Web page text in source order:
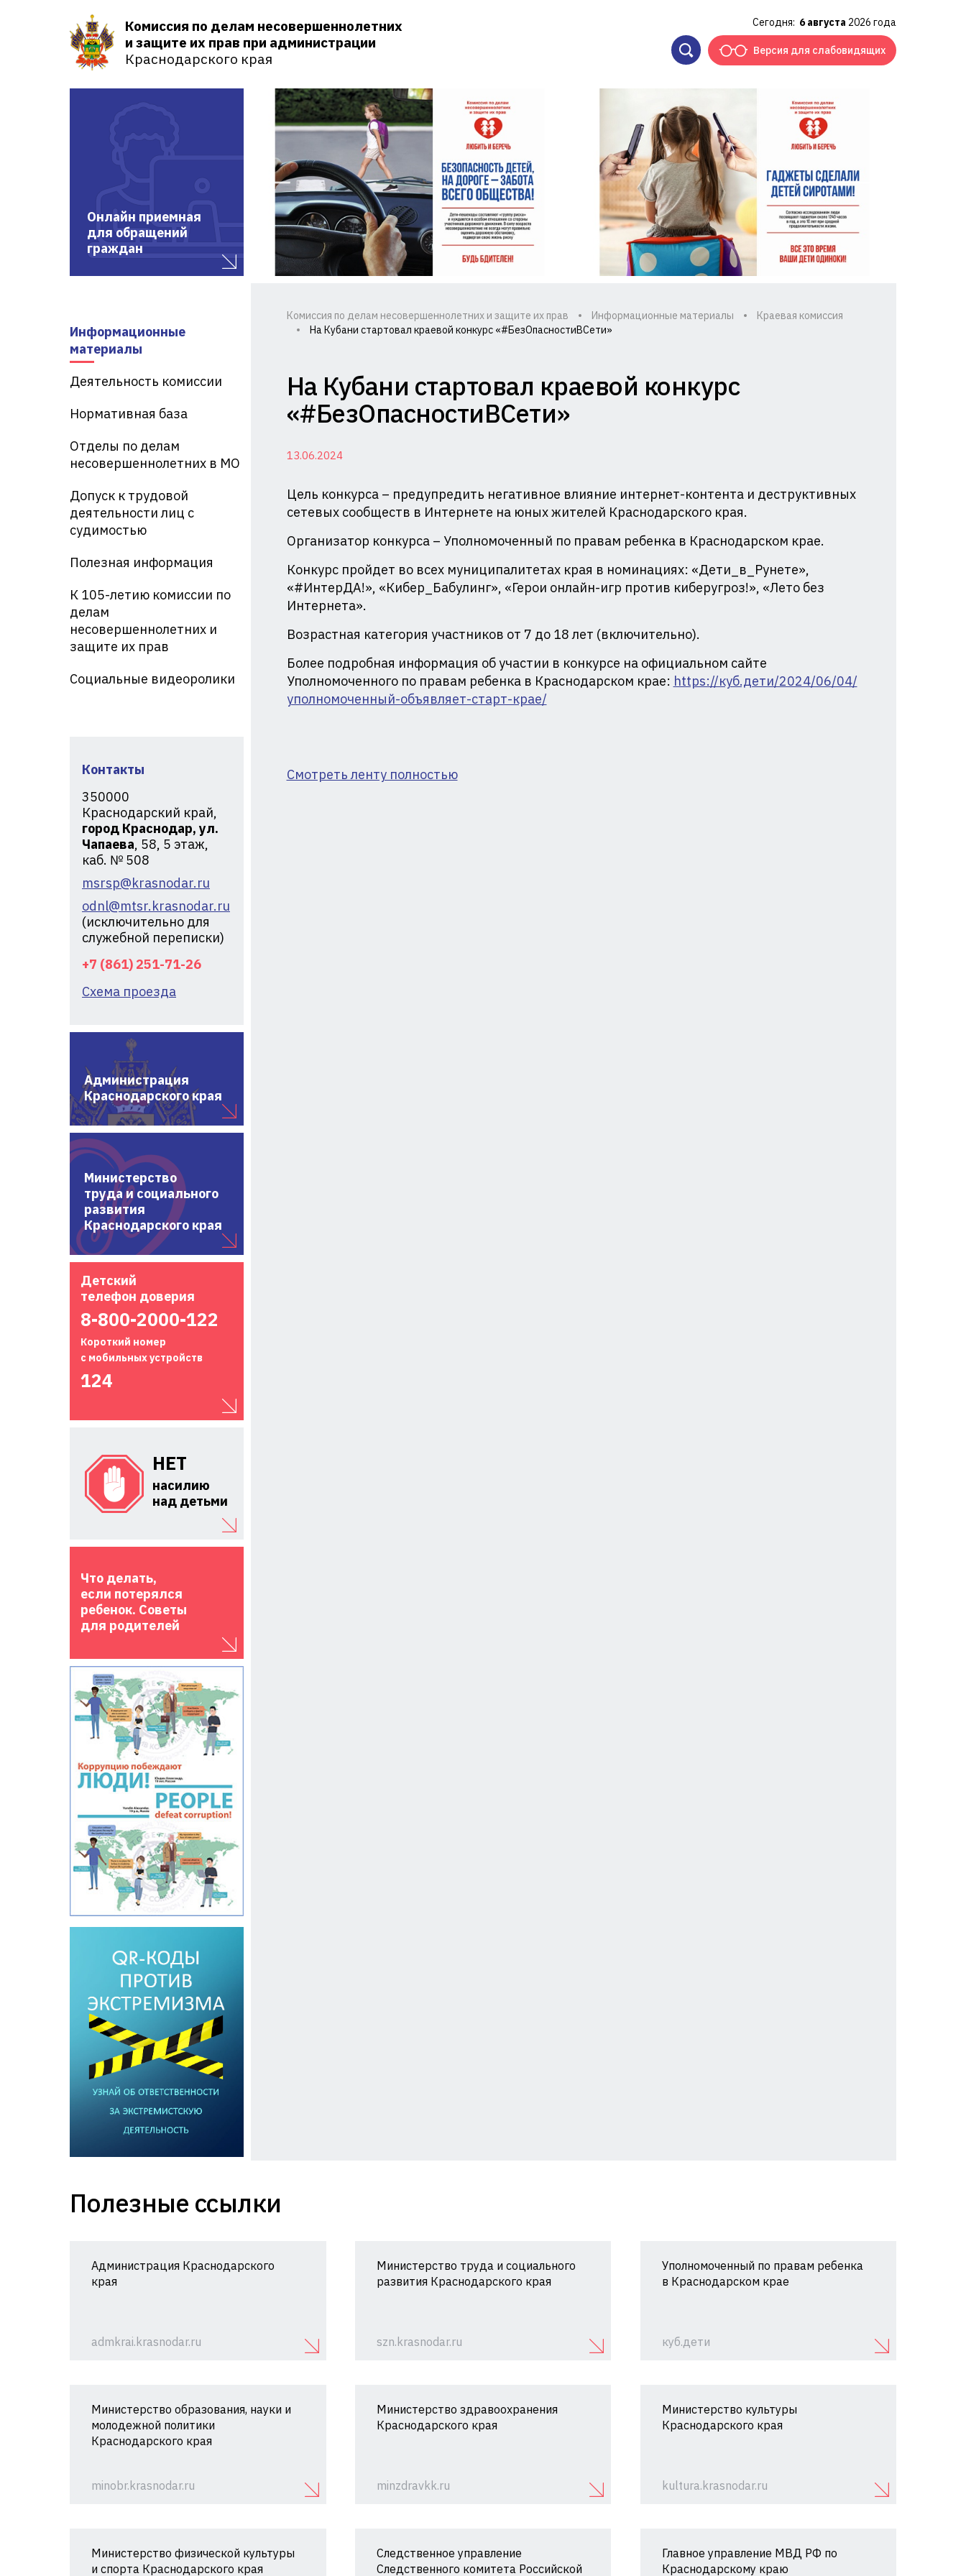
Комиссия по делам несовершеннолетних
и защите их прав при администрации
Краснодарского края
Сегодня: 6 августа 2026 года
Версия для слабовидящих
Онлайн приемная
для обращений
граждан
Информационные
материалы
Деятельность комиссии
Нормативная база
Отделы по делам
несовершеннолетних в МО
Допуск к трудовой
деятельности лиц с
судимостью
Полезная информация
К 105-летию комиссии по
делам
несовершеннолетних и
защите их прав
Социальные видеоролики
Контакты
350000
Краснодарский край,
город Краснодар, ул.
Чапаева, 58, 5 этаж,
каб. № 508
msrsp@krasnodar.ru
odnl@mtsr.krasnodar.ru
(исключительно для
служебной переписки)
+7 (861) 251-71-26
Схема проезда
Администрация
Краснодарского края
Министерство
труда и социального
развития
Краснодарского края
Детский
телефон доверия
8-800-2000-122
Короткий номер
с мобильных устройств
124
НЕТ
насилию
над детьми
Что делать,
если потерялся
ребенок. Советы
для родителей
по
делам
и
защите
их
прав
при
Администрации
Краснодарского
края
Комиссия по делам несовершеннолетних и защите их прав Информационные материалы
Краевая комиссия
На Кубани стартовал краевой конкурс «#БезОпасностиВСети»
На Кубани стартовал краевой конкурс
«#БезОпасностиВСети»
13.06.2024
Цель конкурса – предупредить негативное влияние интернет-контента и деструктивных
сетевых сообществ в Интернете на юных жителей Краснодарского края.
Организатор конкурса – Уполномоченный по правам ребенка в Краснодарском крае.
Конкурс пройдет во всех муниципалитетах края в номинациях: «Дети_в_Рунете»,
«#ИнтерДА!», «Кибер_Бабулинг», «Герои онлайн-игр против киберугроз!», «Лето без
Интернета».
Возрастная категория участников от 7 до 18 лет (включительно).
Более подробная информация об участии в конкурсе на официальном сайте
Уполномоченного по правам ребенка в Краснодарском крае: https://куб.дети/2024/06/04/
уполномоченный-объявляет-старт-крае/
Смотреть ленту полностью
Полезные ссылки
Администрация Краснодарского
края
admkrai.krasnodar.ru
Министерство труда и социального
развития Краснодарского края
szn.krasnodar.ru
Уполномоченный по правам ребенка
в Краснодарском крае
куб.дети
Министерство образования, науки и
молодежной политики
Краснодарского края
minobr.krasnodar.ru
Министерство здравоохранения
Краснодарского края
minzdravkk.ru
Министерство культуры
Краснодарского края
kultura.krasnodar.ru
Министерство физической культуры
и спорта Краснодарского края
Следственное управление
Следственного комитета Российской
Главное управление МВД РФ по
Краснодарскому краю